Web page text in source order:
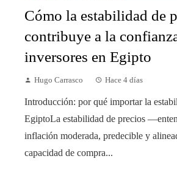
Cómo la estabilidad de
contribuye a la
inversores en Egipto
Hugo Carrasco Hace 4 días
Introducción: por qué importar la
EgiptoLa estabilidad de precios
inflación moderada, predecible y
capacidad de compra...